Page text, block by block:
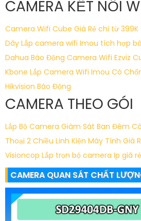
CAMERA KẾT NỐI
Camera Wifi Cube Giá Rẻ chỉ từ 399K
Dây Lắp camera wifi Imou tích hợp
Dahua Báo Động Camera Wifi Ezviz
Kbone Lắp Camera Wifi Imou Có
Hikvision Báo Động
CAMERA THEO GÓI
Lắp Bộ Camera Giám Sát Ban Đêm
Thoại 2 Chiều Linh Kiện Máy Tính Giá
Visioncop Lắp trọn bộ camera Ip giá
CAMERA QUAN SÁT CHẤT